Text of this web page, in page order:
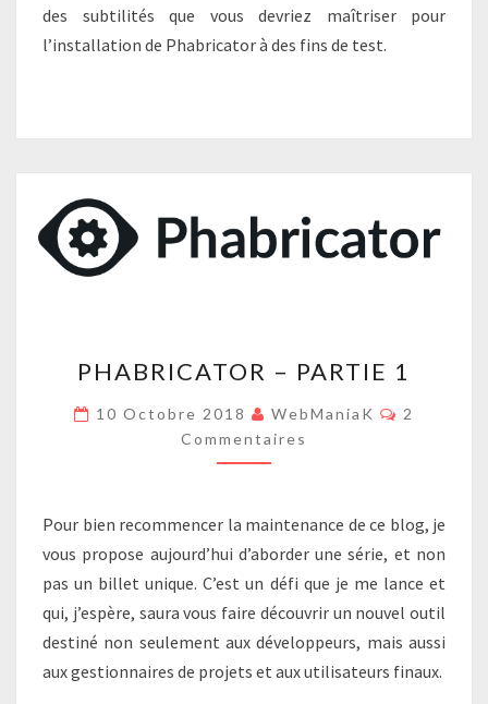
des subtilités que vous devriez maîtriser pour
l’installation de Phabricator à des fins de test.
–
PARTIE
1
PHABRICATOR – PARTIE 1
10 Octobre 2018 WebManiaK
2
Commentaires
Pour bien recommencer la maintenance de ce blog, je
vous propose aujourd’hui d’aborder une série, et non
pas un billet unique. C’est un défi que je me lance et
qui, j’espère, saura vous faire découvrir un nouvel outil
destiné non seulement aux développeurs, mais aussi
aux gestionnaires de projets et aux utilisateurs finaux.